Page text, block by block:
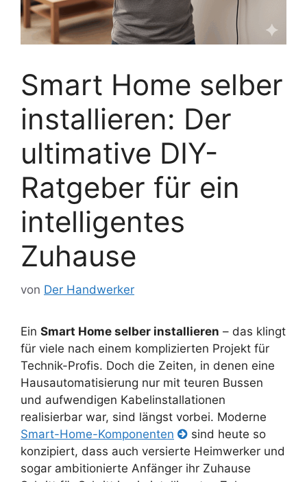
Smart Home selber
installieren: Der
ultimative DIY-
Ratgeber für ein
intelligentes
Zuhause
von Der Handwerker
Ein Smart Home selber installieren – das klingt
für viele nach einem komplizierten Projekt für
Technik-Profis. Doch die Zeiten, in denen eine
Hausautomatisierung nur mit teuren Bussen
und aufwendigen Kabelinstallationen
realisierbar war, sind längst vorbei. Moderne
Smart-Home-Komponenten
sind heute so
konzipiert, dass auch versierte Heimwerker und
sogar ambitionierte Anfänger ihr Zuhause